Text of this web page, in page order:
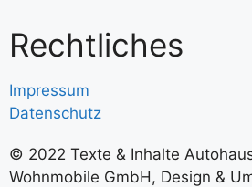
Rechtliches
Impressum
Datenschutz
© 2022 Texte & Inhalte
Wohnmobile GmbH, Design &